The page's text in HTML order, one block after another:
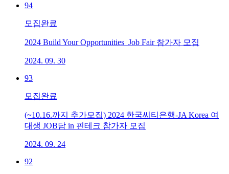
94
모집완료
2024 Build Your Opportunities_Job Fair 참가자 모집
2024. 09. 30
93
모집완료
(~10.16.까지 추가모집) 2024 한국씨티은행-JA Korea 여
대생 JOB담 in 핀테크 참가자 모집
2024. 09. 24
92